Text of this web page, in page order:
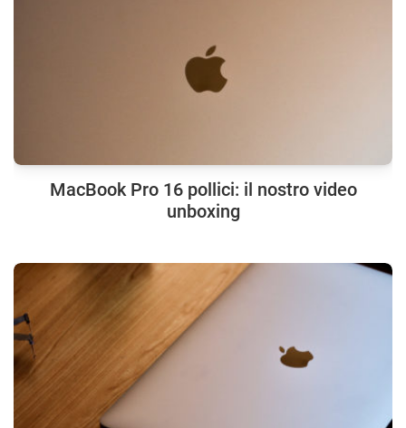
MacBook Pro 16 pollici: il nostro video
unboxing